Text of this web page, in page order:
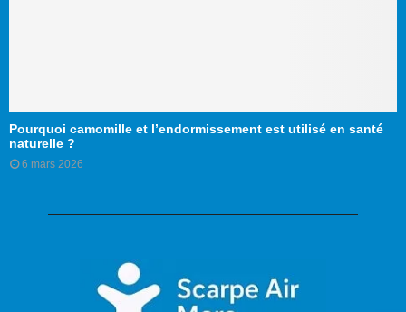
Pourquoi camomille et l’endormissement est utilisé en santé
naturelle ?
6 mars 2026